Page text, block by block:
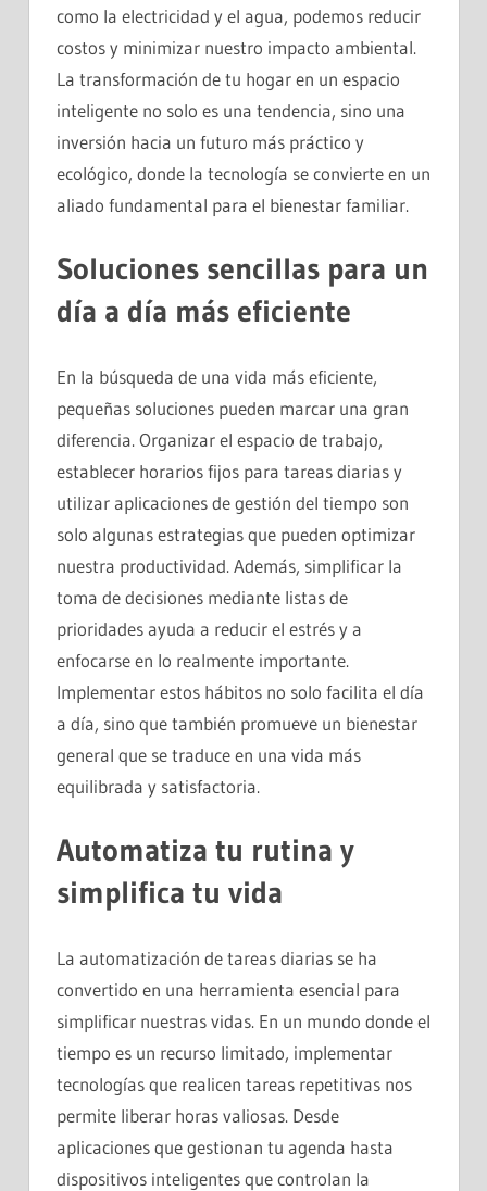
como la electricidad y el agua, podemos reducir
costos y minimizar nuestro impacto ambiental.
La transformación de tu hogar en un espacio
inteligente no solo es una tendencia, sino una
inversión hacia un futuro más práctico y
ecológico, donde la tecnología se convierte en un
aliado fundamental para el bienestar familiar.
Soluciones sencillas para un
día a día más eficiente
En la búsqueda de una vida más eficiente,
pequeñas soluciones pueden marcar una gran
diferencia. Organizar el espacio de trabajo,
establecer horarios fijos para tareas diarias y
utilizar aplicaciones de gestión del tiempo son
solo algunas estrategias que pueden optimizar
nuestra productividad. Además, simplificar la
toma de decisiones mediante listas de
prioridades ayuda a reducir el estrés y a
enfocarse en lo realmente importante.
Implementar estos hábitos no solo facilita el día
a día, sino que también promueve un bienestar
general que se traduce en una vida más
equilibrada y satisfactoria.
Automatiza tu rutina y
simplifica tu vida
La automatización de tareas diarias se ha
convertido en una herramienta esencial para
simplificar nuestras vidas. En un mundo donde el
tiempo es un recurso limitado, implementar
tecnologías que realicen tareas repetitivas nos
permite liberar horas valiosas. Desde
aplicaciones que gestionan tu agenda hasta
dispositivos inteligentes que controlan la